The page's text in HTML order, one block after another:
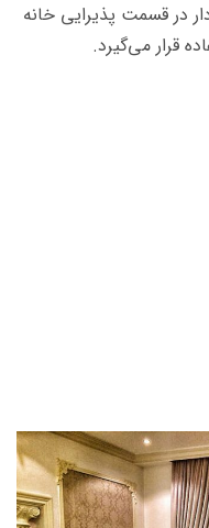
در قسمت پذیرایی خانه
قرار می‌گیرد.